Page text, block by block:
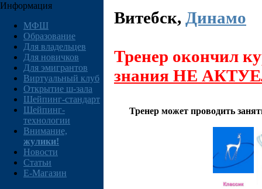
Информация
МФШ
Образование
Для владельцев
Для новичков
Для эмигрантов
Виртуальный клуб
Открытие ш-зала
Шейпинг-стандарт
Шейпинг-
технологии
Внимание,
жулики!
Новости
Статьи
E-Магазин
Витебск, Динамо
Тренер окончил
знания НЕ
Тренер может проводить